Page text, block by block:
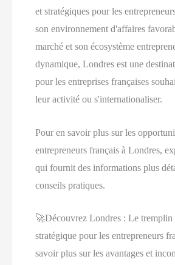
et stratégiques pour les
son environnement d'affaires
marché et son écosystème
dynamique, Londres est une
pour les entreprises françaises
leur activité ou s'internationaliser.
Pour en savoir plus sur les
entrepreneurs français à Londres,
qui fournit des informations plus
conseils pratiques.
🚀Découvrez Londres : Le tremplin
stratégique pour les entrepreneurs
savoir plus sur les avantages et